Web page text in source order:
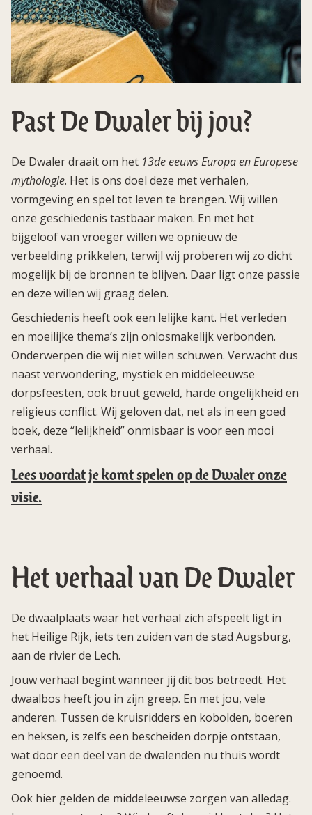
Past De Dwaler bij jou?
De Dwaler draait om het 13de eeuws Europa en Europese
mythologie. Het is ons doel deze met verhalen,
vormgeving en spel tot leven te brengen. Wij willen
onze geschiedenis tastbaar maken. En met het
bijgeloof van vroeger willen we opnieuw de
verbeelding prikkelen, terwijl wij proberen wij zo dicht
mogelijk bij de bronnen te blijven. Daar ligt onze passie
en deze willen wij graag delen.
Geschiedenis heeft ook een lelijke kant. Het verleden
en moeilijke thema’s zijn onlosmakelijk verbonden.
Onderwerpen die wij niet willen schuwen. Verwacht dus
naast verwondering, mystiek en middeleeuwse
dorpsfeesten, ook bruut geweld, harde ongelijkheid en
religieus conflict. Wij geloven dat, net als in een goed
boek, deze “lelijkheid” onmisbaar is voor een mooi
verhaal.
Lees voordat je komt spelen op de Dwaler onze
visie.
Het verhaal van De Dwaler
De dwaalplaats waar het verhaal zich afspeelt ligt in
het Heilige Rijk, iets ten zuiden van de stad Augsburg,
aan de rivier de Lech.
Jouw verhaal begint wanneer jij dit bos betreedt. Het
dwaalbos heeft jou in zijn greep. En met jou, vele
anderen. Tussen de kruisridders en kobolden, boeren
en heksen, is zelfs een bescheiden dorpje ontstaan,
wat door een deel van de dwalenden nu thuis wordt
genoemd.
Ook hier gelden de middeleeuwse zorgen van alledag.